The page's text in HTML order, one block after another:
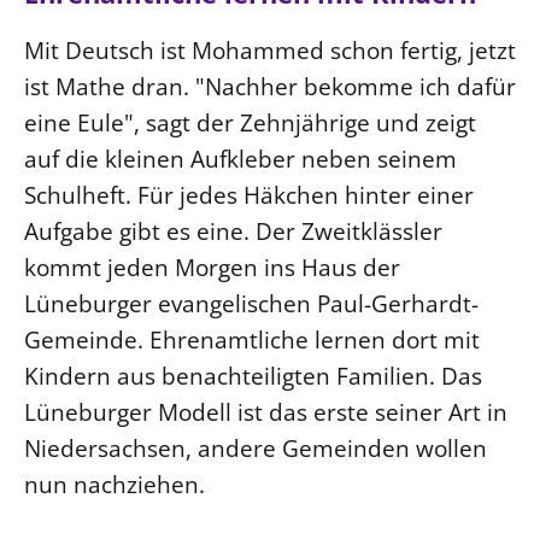
Mit Deutsch ist Mohammed schon fertig, jetzt
ist Mathe dran. "Nachher bekomme ich dafür
eine Eule", sagt der Zehnjährige und zeigt
auf die kleinen Aufkleber neben seinem
Schulheft. Für jedes Häkchen hinter einer
Aufgabe gibt es eine. Der Zweitklässler
kommt jeden Morgen ins Haus der
Lüneburger evangelischen Paul-Gerhardt-
Gemeinde. Ehrenamtliche lernen dort mit
Kindern aus benachteiligten Familien. Das
Lüneburger Modell ist das erste seiner Art in
Niedersachsen, andere Gemeinden wollen
nun nachziehen.
Beteiligungsverfahren
Ephoralbüro
Finanzplanung
Fundraising
IT-Service
Corporate Design
Interventionsplan
Jahresgespräche
Kantine Speiseplan
Kirchliches Amtsblatt
Kirchliche Verwaltung